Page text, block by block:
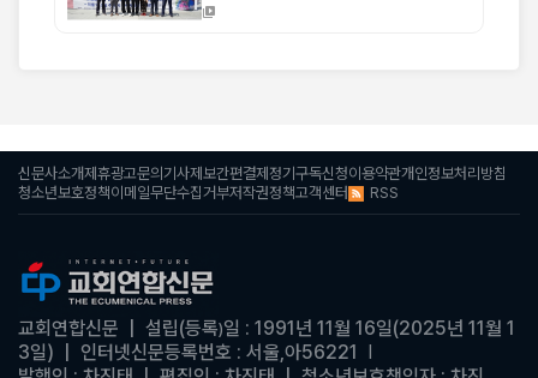
도약 기대”
신문사소개제휴광고문의 기사제보간편결제 정기구독신청이용약관개인정보처리방침
청소년보호정책 이메일무단수집거부저작권정책고객센터 RSS
교회연합신문 | 설립(등록)일 : 1991년 11월 16일(2025년 11월 1
3일)
인터넷신문등록번호 : 서울,아56221